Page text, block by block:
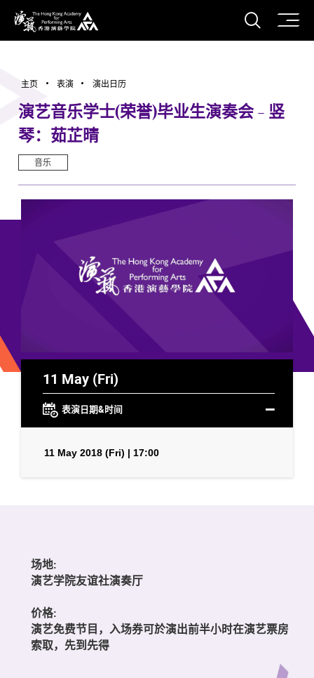
香港演艺学院
打开
主页 表演 演出日历
演艺音乐学士(荣誉)毕业生演奏会 - 竖
琴：茹芷晴
音乐
11 May (Fri)
表演日期&时间
11 May 2018 (Fri) | 17:00
场地:
演艺学院友谊社演奏厅
价格:
演艺免费节目，入场券可於演出前半小时在演艺票房
索取，先到先得